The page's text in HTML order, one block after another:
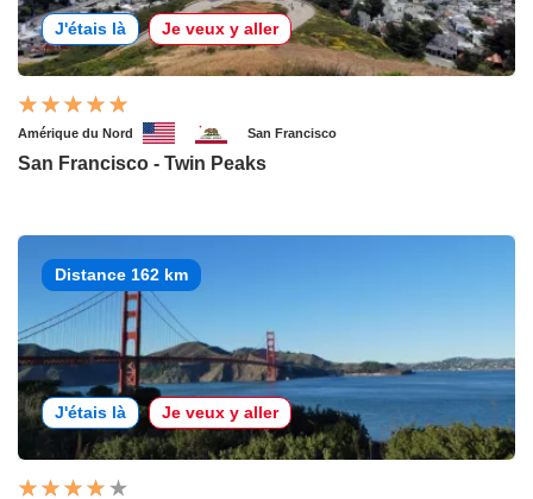
J'étais là Je veux y aller
Amérique du Nord San Francisco
San Francisco - Twin Peaks
Distance 162 km
J'étais là Je veux y aller